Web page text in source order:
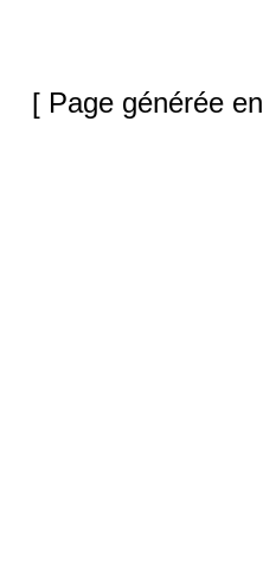
[ Page générée en